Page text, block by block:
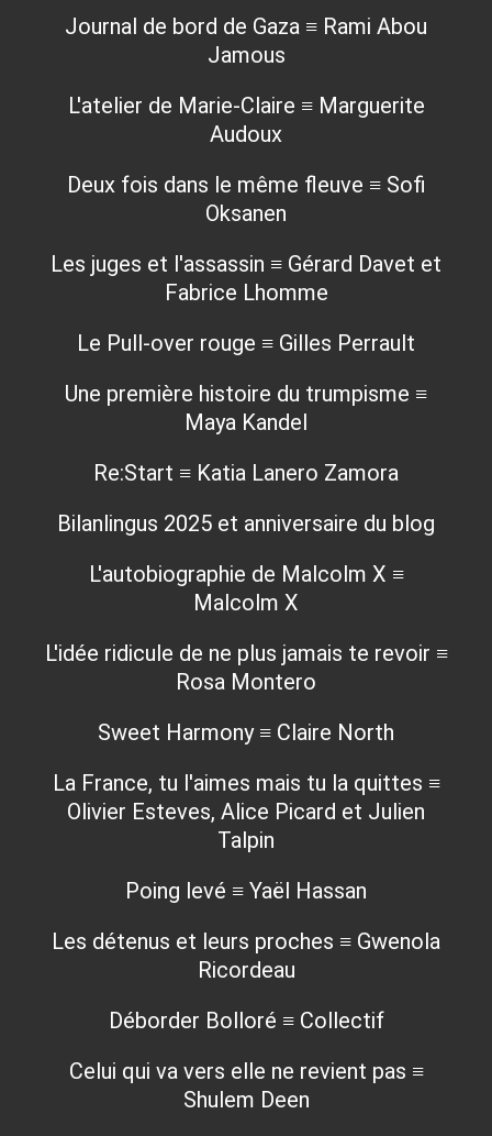
Journal de bord de Gaza ≡ Rami Abou
Jamous
L'atelier de Marie-Claire ≡ Marguerite
Audoux
Deux fois dans le même fleuve ≡ Sofi
Oksanen
Les juges et l'assassin ≡ Gérard Davet et
Fabrice Lhomme
Le Pull-over rouge ≡ Gilles Perrault
Une première histoire du trumpisme ≡
Maya Kandel
Re:Start ≡ Katia Lanero Zamora
Bilanlingus 2025 et anniversaire du blog
L'autobiographie de Malcolm X ≡
Malcolm X
L'idée ridicule de ne plus jamais te revoir ≡
Rosa Montero
Sweet Harmony ≡ Claire North
La France, tu l'aimes mais tu la quittes ≡
Olivier Esteves, Alice Picard et Julien
Talpin
Poing levé ≡ Yaël Hassan
Les détenus et leurs proches ≡ Gwenola
Ricordeau
Déborder Bolloré ≡ Collectif
Celui qui va vers elle ne revient pas ≡
Shulem Deen